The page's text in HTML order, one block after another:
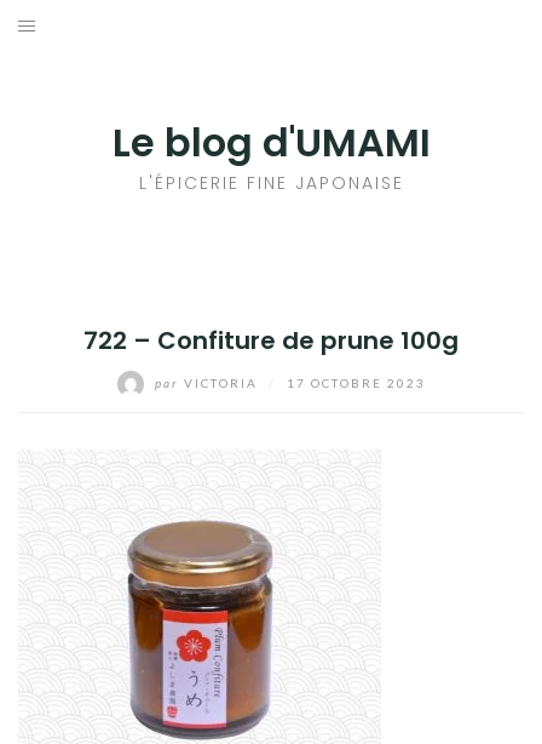
Aller
Le blog d'UMAMI
L'ÉPICERIE FINE JAPONAISE
722 – Confiture de prune 100g
par VICTORIA 17 OCTOBRE 2023